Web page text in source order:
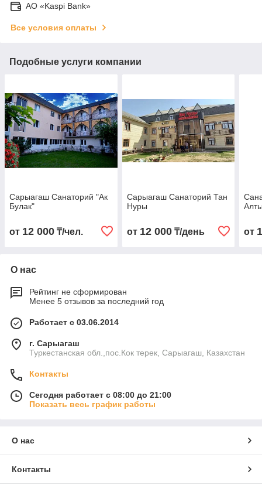
АО «Kaspi Bank»
Все условия оплаты
Подобные услуги компании
Сарыагаш Санаторий "Ак
Булак"
от 12 000 ₸/чел.
Сарыагаш Санаторий Тан
Нуры
от 12 000₸/день от
О нас
Рейтинг не сформирован
Менее 5 отзывов за последний год
Работает с 03.06.2014
г. Сарыагаш
Туркестанская обл.,пос.Кок терек, Сарыагаш, Казахстан
Контакты
Сегодня работает с 08:00 до 21:00
Показать весь график работы
О нас
Контакты